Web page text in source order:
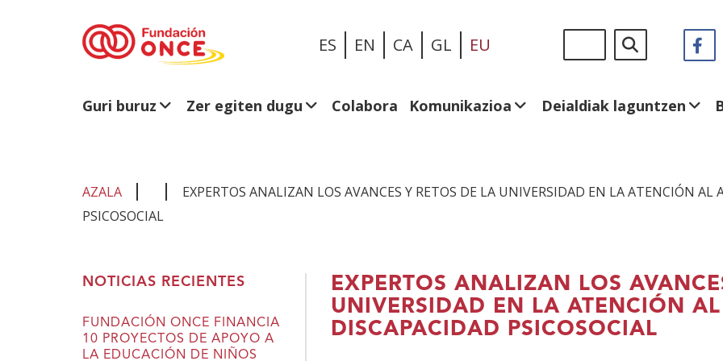
ES EN CA GL EU
en:
Guri buruz Zer egiten dugu Colabora Komunikazioa Deialdiak laguntzen
AZALA
EXPERTOS ANALIZAN LOS AVANCES Y RETOS DE LA UNIVERSIDAD EN LA ATENCIÓN
PSICOSOCIAL
EXPERTOS ANALIZAN LOS
UNIVERSIDAD EN LA ATENCIÓN
DISCAPACIDAD PSICOSOCIAL
NOTICIAS RECIENTES
FUNDACIÓN ONCE FINANCIA
10 PROYECTOS DE APOYO A
LA EDUCACIÓN DE NIÑOS